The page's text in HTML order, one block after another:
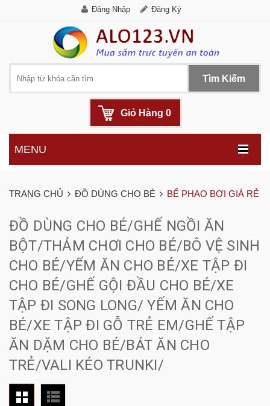
Đăng Nhập Đăng Ký
Tìm Kiếm
Giỏ Hàng 0
.
MENU
TRANG CHỦ ĐỒ DÙNG CHO BÉ BỂ PHAO BƠI GIÁ RẺ
ĐỒ DÙNG CHO BÉ/GHẾ NGỒI ĂN
BỘT/THẢM CHƠI CHO BÉ/BÔ VỆ SINH
CHO BÉ/YẾM ĂN CHO BÉ/XE TẬP ĐI
CHO BÉ/GHẾ GỘI ĐẦU CHO BÉ/XE
TẬP ĐI SONG LONG/ YẾM ĂN CHO
BÉ/XE TẬP ĐI GỖ TRẺ EM/GHẾ TẬP
ĂN DẶM CHO BÉ/BÁT ĂN CHO
TRẺ/VALI KÉO TRUNKI/